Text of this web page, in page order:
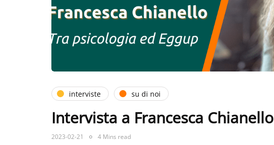
interviste su di noi
Intervista a Francesca Chianello
2023-02-21 4 Mins read